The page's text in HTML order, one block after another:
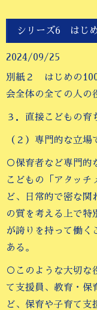
シリーズ6 はじ
2024/09/25
別紙２ はじめの
会全体の全ての人の
３．直接こどもの育
（２）専門的な立
○保育者など専門的
こどもの「アタッチ
ど、日常的で密な関
の質を考える上で特
が誇りを持って働く
ある。
○このような大切な
て支援員、教育・保
ど、保育や子育て支